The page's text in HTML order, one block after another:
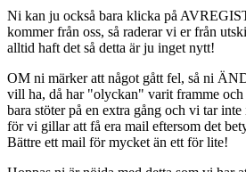
Ni kan ju också bara klicka på
kommer från oss, så raderar vi er från
alltid haft det så detta är ju inget nytt!
OM ni märker att något gått fel, så ni
vill ha, då har "olyckan" varit framme
bara stöter på en extra gång och vi tar
för vi gillar att få era mail eftersom det
Bättre ett mail för mycket än ett för lite!